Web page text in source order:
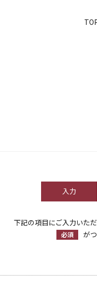
入力
下記の項目にご入力いただ
必須 が